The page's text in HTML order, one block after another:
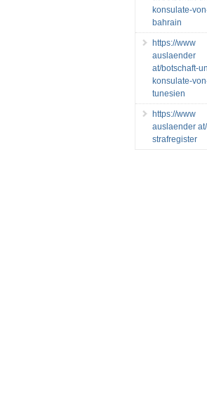
konsulate-
bahrain
https://www
auslaender
at/botschaft-
konsulate-
tunesien
https://www
auslaender
strafregister